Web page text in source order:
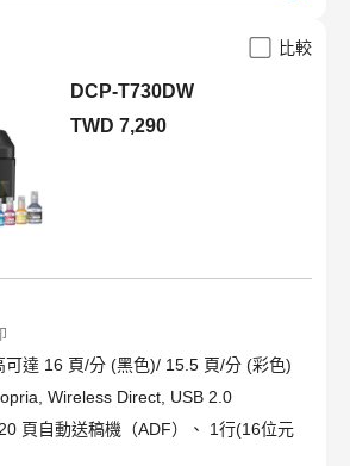
比較
DCP-T730DW
TWD 7,290
可達 16 頁/分 (黑色)/ 15.5 頁/分 (彩色)
Wireless Direct, USB 2.0
頁自動送稿機（ADF）、 1行(16位元